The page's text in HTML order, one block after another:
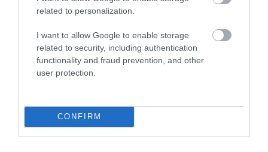
related to personalization.
I want to allow Google to enable storage
related to security, including authentication
functionality and fraud prevention, and other
user protection.
CONFIRM
Olvasd el ezt is!
Nem lesz népszerű húzás: mostantól
havonta kell fizetni az ülésfűtésért a BMW-
nél
Kincsvadászat tavasszal a hóban – BMW
autót nyert a szerencsés